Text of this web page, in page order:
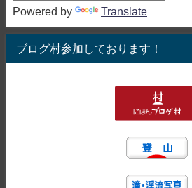
Powered by Translate
ブログ村参加しております！